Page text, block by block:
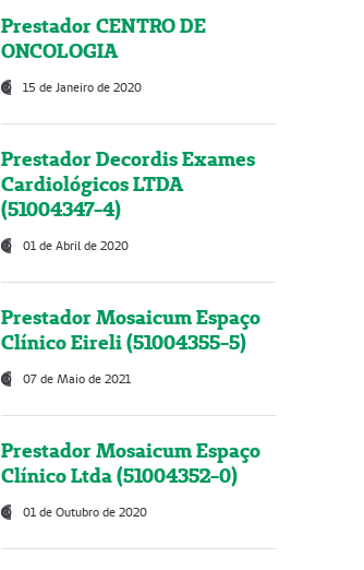
Prestador CENTRO DE
ONCOLOGIA
15 de Janeiro de 2020
Prestador Decordis Exames
Cardiológicos LTDA
(51004347-4)
01 de Abril de 2020
Prestador Mosaicum Espaço
Clínico Eireli (51004355-5)
07 de Maio de 2021
Prestador Mosaicum Espaço
Clínico Ltda (51004352-0)
01 de Outubro de 2020